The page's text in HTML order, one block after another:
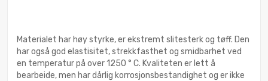
Materialet har høy styrke, er ekstremt slitesterk og tøff. Den
har også god elastisitet, strekkfasthet og smidbarhet ved
en temperatur på over 1250 ° C. Kvaliteten er lett å
bearbeide, men har dårlig korrosjonsbestandighet og er ikke